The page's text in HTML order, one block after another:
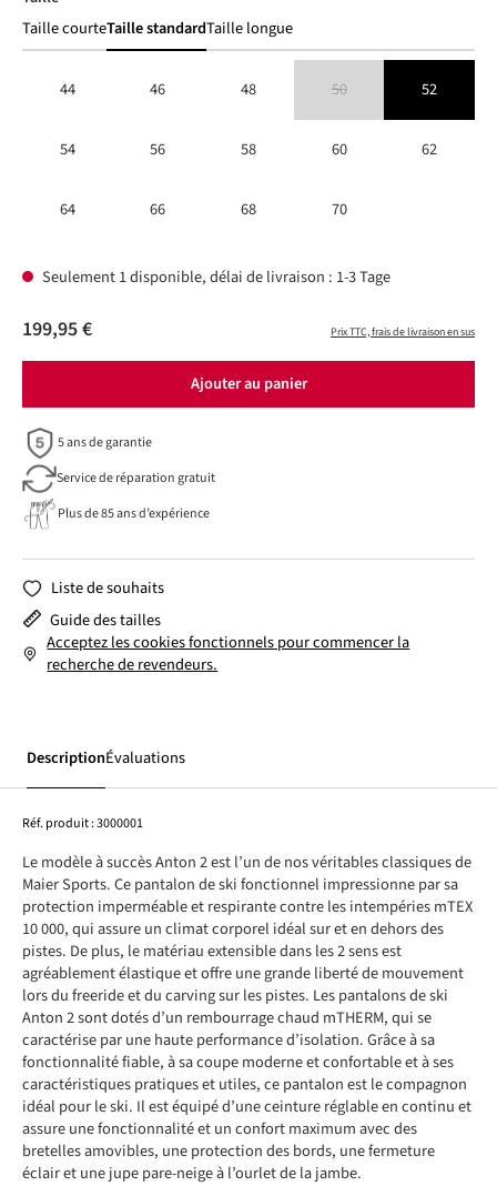
Taille courteTaille standardTaille longue
44 46 48 50 52
54 56 58 60 62
64 66 68 70
Seulement 1 disponible, délai de livraison : 1-3 Tage
199,95 € Prix TTC, frais de livraison en sus
Ajouter au panier
5 ans de garantie
Service de réparation gratuit
Plus de 85 ans d’expérience
Liste de souhaits
Guide des tailles
Acceptez les cookies fonctionnels pour commencer la
recherche de revendeurs.
DescriptionÉvaluations
Réf. produit :3000001
Le modèle à succès Anton 2 est l’un de nos véritables classiques de
Maier Sports. Ce pantalon de ski fonctionnel impressionne par sa
protection imperméable et respirante contre les intempéries mTEX
10 000, qui assure un climat corporel idéal sur et en dehors des
pistes. De plus, le matériau extensible dans les 2 sens est
agréablement élastique et offre une grande liberté de mouvement
lors du freeride et du carving sur les pistes. Les pantalons de ski
Anton 2 sont dotés d’un rembourrage chaud mTHERM, qui se
caractérise par une haute performance d’isolation. Grâce à sa
fonctionnalité fiable, à sa coupe moderne et confortable et à ses
caractéristiques pratiques et utiles, ce pantalon est le compagnon
idéal pour le ski. Il est équipé d’une ceinture réglable en continu et
assure une fonctionnalité et un confort maximum avec des
bretelles amovibles, une protection des bords, une fermeture
éclair et une jupe pare-neige à l’ourlet de la jambe.